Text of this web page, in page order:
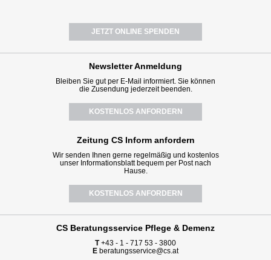
JETZT ONLINE SPENDEN
NewsletterAnmeldung
Bleiben Sie gut per E-Mail informiert. Sie können
die Zusendung jederzeit beenden.
KOSTENLOS ANFORDERN
Zeitung CS Inform anfordern
Wir senden Ihnen gerne regelmäßig und kostenlos
unser Informationsblatt bequem per Post nach
Hause.
KOSTENLOS ANFORDERN
CS Beratungsservice Pflege & Demenz
T+43 - 1 - 717 53 - 3800
E beratungsservice@cs.at